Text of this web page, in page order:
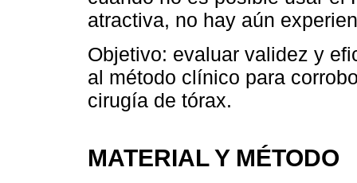
atractiva, no hay aún
Objetivo: evaluar validez y
al método clínico para
cirugía de tórax.
MATERIAL Y MÉTODO